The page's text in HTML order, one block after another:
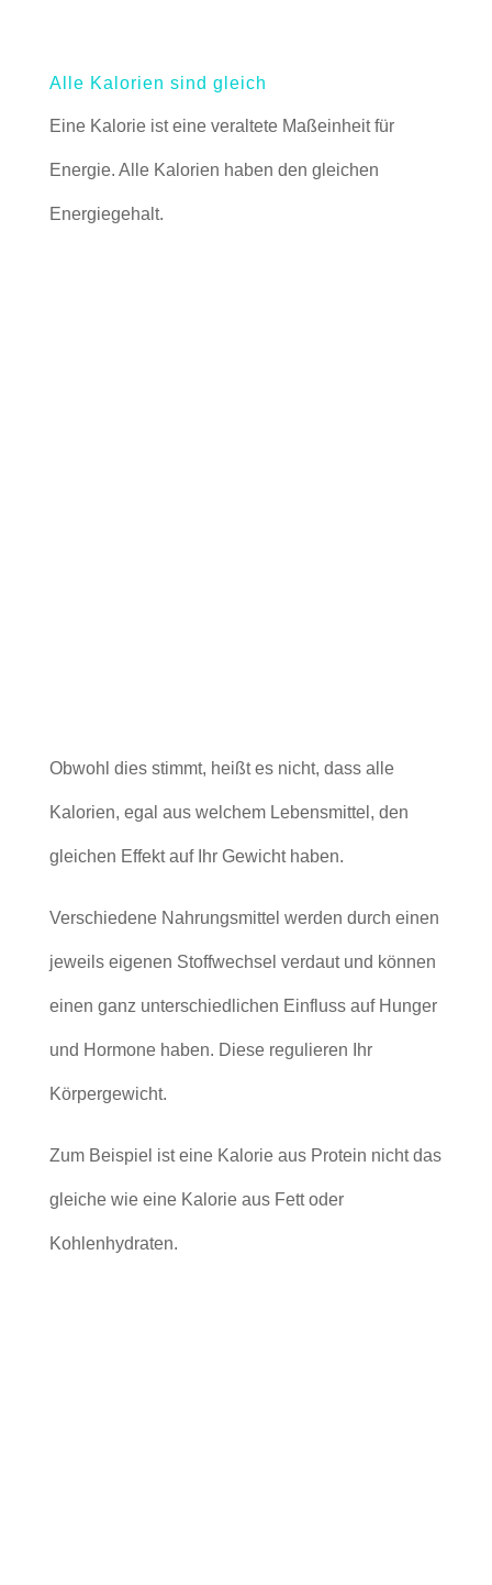
Alle Kalorien sind gleich
Eine Kalorie ist eine veraltete Maßeinheit für
Energie. Alle Kalorien haben den gleichen
Energiegehalt.
Obwohl dies stimmt, heißt es nicht, dass alle
Kalorien, egal aus welchem Lebensmittel, den
gleichen Effekt auf Ihr Gewicht haben.
Verschiedene Nahrungsmittel werden durch einen
jeweils eigenen Stoffwechsel verdaut und können
einen ganz unterschiedlichen Einfluss auf Hunger
und Hormone haben. Diese regulieren Ihr
Körpergewicht.
Zum Beispiel ist eine Kalorie aus Protein nicht das
gleiche wie eine Kalorie aus Fett oder
Kohlenhydraten.